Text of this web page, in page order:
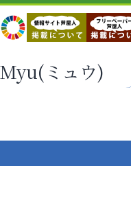
ミュウ)